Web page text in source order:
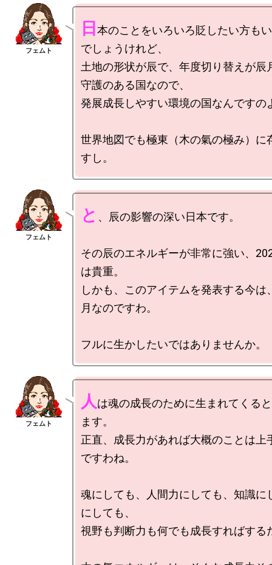
日 本のことをいろいろ貶したい方も
でしょうけれど、
土地の形状が辰で、年度切り替えが辰
守護のある国なので、
発展成長しやすい環境の国なんですの
世界地図でも極東（木の氣の極み）に
と 、辰の影響の深い日本です。
その辰のエネルギーが非常に強い、
は貴重。
しかも、このアイテムを発表する今は
月なのですわ。
人は魂の成長のために生まれてくる
ます。
正直、成長力があれば大概のことは上
ですわね。
魂にしても、人間力にしても、知識に
にしても、
視野も判断力も何でも成長すればする